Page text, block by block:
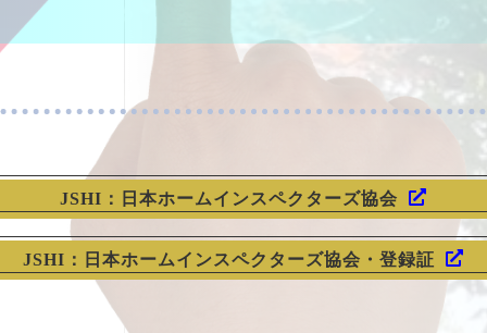
JSHI：日本ホームインスペクターズ協会
JSHI：日本ホームインスペクターズ協会・登録証